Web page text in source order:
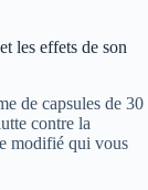
les effets de son
de capsules de 30
contre la
modifié qui vous